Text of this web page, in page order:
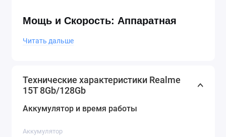
Мощь и Скорость: Аппаратная
Начинка
6400, выполненный по 6-нм техпроцессу.
с тактовой частотой до 2.5 ГГц гарантирует
Читать дальше
Технические характеристики Realme
15T 8Gb/128Gb
Аккумулятор и время работы
Аккумулятор